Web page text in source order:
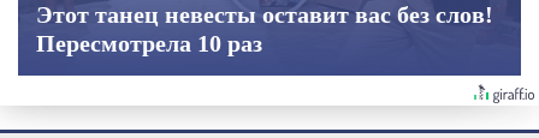
Этот танец невесты оставит вас без слов!
Пересмотрела 10 раз